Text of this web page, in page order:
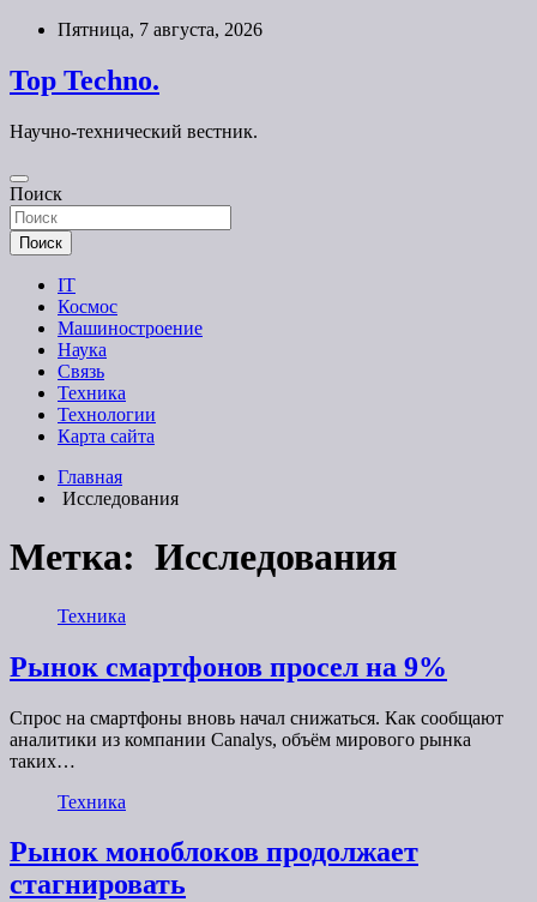
Перейти
содержимому
Пятница, 7 августа, 2026
Top Techno.
Научно-технический вестник.
Поиск
Поиск
IT
Космос
Машиностроение
Наука
Связь
Техника
Технологии
Карта сайта
Главная
Исследования
Метка: Исследования
Техника
Рынок смартфонов просел на 9%
Спрос на смартфоны вновь начал снижаться. Как сообщают
аналитики из компании Canalys, объём мирового рынка
таких…
Техника
Рынок моноблоков продолжает
стагнировать